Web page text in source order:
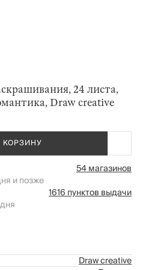
24 листа,
Draw creative
КОРЗИНУ
54 магазинов
и позже
1616 пунктов выдачи
Draw creative